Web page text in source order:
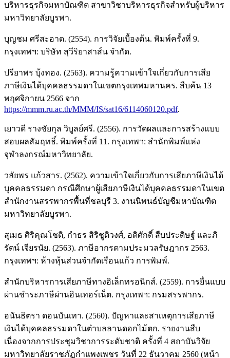
บริหารธุรกิจมหาบัณฑิต สาขาวิชาบริหารธุรกิจสำหรับผู้บริหาร
มหาวิทยาลัยบูรพา.
บุญชม ศรีสะอาด. (2554). การวิจัยเบื้องต้น. พิมพ์ครั้งที่ 9.
กรุงเทพฯ: บริษัท สุวีริยาสาส์น จำกัด.
ปรียาพร บุ้งทอง. (2563). ความรู้ความเข้าใจเกี่ยวกับการเสีย
ภาษีเงินได้บุคคลธรรมดาในเขตกรุงเทพมหานคร. สืบค้น 13
พฤศจิกายน 2566 จาก
https://mmm.ru.ac.th/MMM/IS/sat16/6114060120.pdf.
เยาวดี รางชัยกุล วิบูลย์ศรี. (2556). การวัดผลและการสร้างแบบ
สอบผลสัมฤทธิ์. พิมพ์ครั้งที่ 11. กรุงเทพฯ: สำนักพิมพ์แห่ง
จุฬาลงกรณ์มหาวิทยาลัย.
วลัยพร แก้วสาร. (2562). ความเข้าใจเกี่ยวกับการเสียภาษีเงินได้
บุคคลธรรมดา กรณีศึกษาผู้เสียภาษีเงินได้บุคคลธรรมดาในเขต
สำนักงานสรรพากรพื้นที่ชลบุรี 3. งานนิพนธ์บัญชีมหาบัณฑิต
มหาวิทยาลัยบูรพา.
สุเมธ ศิริคุณโชติ, กำธร สิริชูติวงศ์, อดิศักดิ์ สืบประดิษฐ์ และภิ
รัตน์ เจียรนัย. (2563). ภาษีอากรตามประมวลรัษฎากร 2563.
กรุงเทพฯ: ห้างหุ้นส่วนจำกัดเรือนแก้ว การพิมพ์.
สำนักบริหารการเสียภาษีทางอิเล็กทรอนิกส์. (2559). การยื่นแบบ
ผ่านชำระภาษีผ่านอินเทอร์เน็ต. กรุงเทพฯ: กรมสรรพากร.
อนันธิตรา ดอนบันเทา. (2560). ปัญหาและสาเหตุการเสียภาษี
เงินได้บุคคลธรรมดาในตำบลลานดอกไม้ตก. รายงานสืบ
เนื่องจากการประชุมวิชาการระดับชาติ ครั้งที่ 4 สถาบันวิจัย
มหาวิทยาลัยราชภัฏกำแพงเพชร วันที่ 22 ธันวาคม 2560 (หน้า